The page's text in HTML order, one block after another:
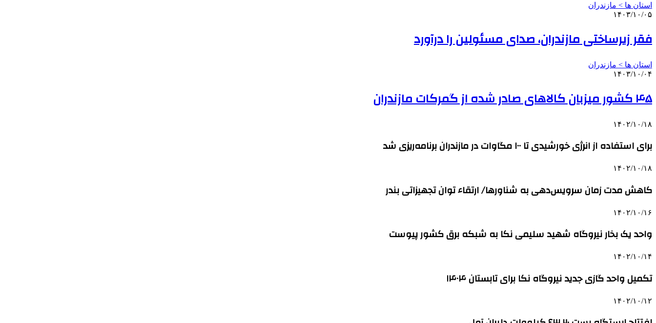
استان ها > مازندران
۱۴۰۳/۱۰/۰۵
فقر زیرساختی مازندران، صدای مسئولین را درآورد
استان ها > مازندران
۱۴۰۳/۱۰/۰۴
۴۵ کشور میزبان کالاهای صادر شده از گمرکات مازندران
۱۴۰۲/۱۰/۱۸
برای استفاده از انرژی خورشیدی تا ۱۰۰ مگاوات در مازندران برنامه‌ریزی شد
۱۴۰۲/۱۰/۱۸
کاهش مدت زمان سرویس‌دهی به شناورها/ ارتقاء توان تجهیزاتی بندر
۱۴۰۲/۱۰/۱۶
واحد یک بخار نیروگاه شهید سلیمی نکا به شبکه برق کشور پیوست
۱۴۰۲/۱۰/۱۴
تکمیل واحد گازی جدید نیروگاه نکا برای تابستان ۱۴۰۴
۱۴۰۲/۱۰/۱۲